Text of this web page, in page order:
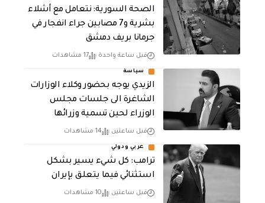
الصحة السورية: نتعامل مع أشلاء
بشرية و7 مصابين جراء انفجار في
جرمانا بريف دمشق
قبل ساعة واحدة 17 مشاهدات
سياسة
الزيدي يوجه بحضور وكلاء الوزارات
الشاغرة الى جلسات مجلس
الوزراء لحين تسمية وزرائها
قبل ساعتين 14 مشاهدات
عربي ودولي
ترامب: كل شيء يسير بشكل
استثنائي فيما يتعلق بإيران
قبل ساعتين 10 مشاهدات